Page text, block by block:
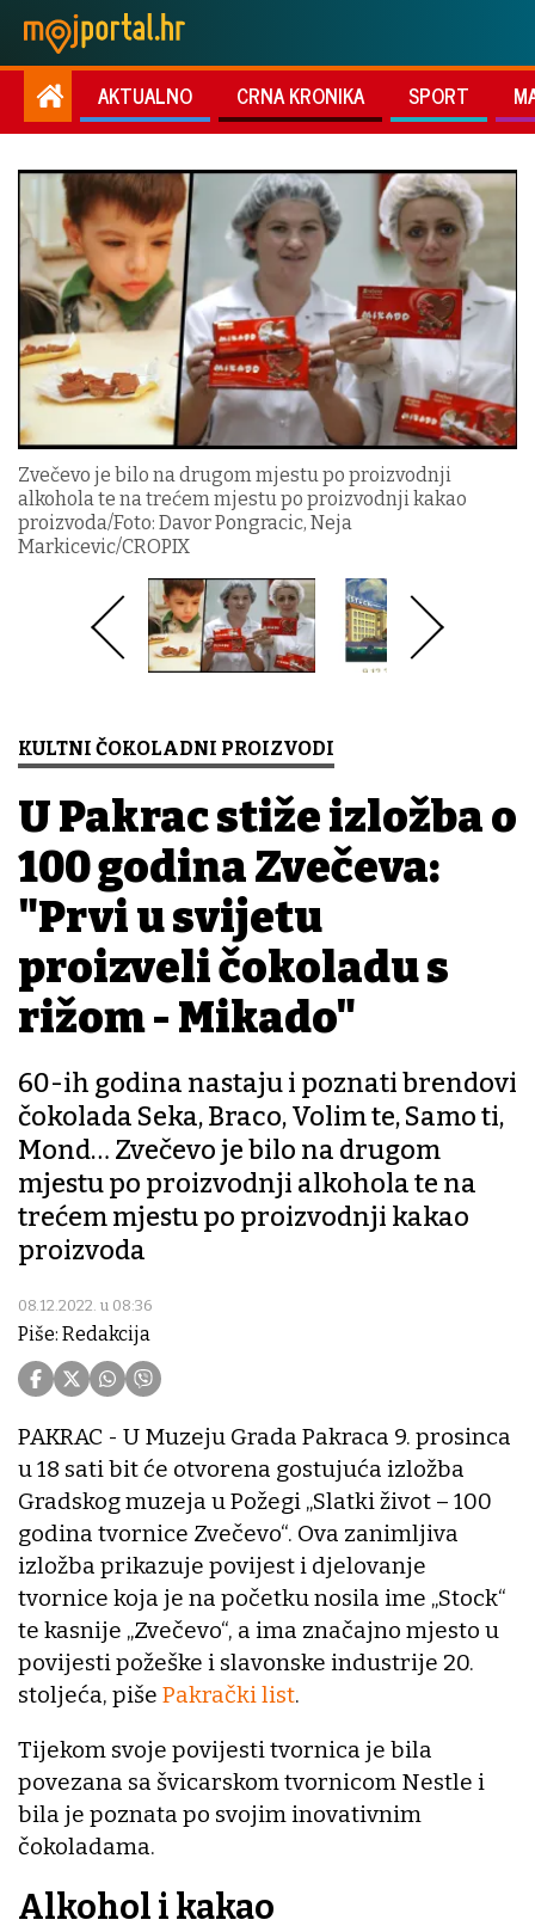
AKTUALNO CRNA KRONIKA SPORT
Zvečevo je bilo na drugom mjestu po proizvodnji
alkohola te na trećem mjestu po proizvodnji kakao
proizvoda/Foto: Davor Pongracic, Neja
Markicevic/CROPIX
KULTNI ČOKOLADNI PROIZVODI
U Pakrac stiže izložba o
100 godina Zvečeva:
"Prvi u svijetu
proizveli čokoladu s
rižom - Mikado"
60-ih godina nastaju i poznati brendovi
čokolada Seka, Braco, Volim te, Samo ti,
Mond… Zvečevo je bilo na drugom
mjestu po proizvodnji alkohola te na
trećem mjestu po proizvodnji kakao
proizvoda
08.12.2022. u 08:36
Piše: Redakcija
PAKRAC - U Muzeju Grada Pakraca 9. prosinca
u 18 sati bit će otvorena gostujuća izložba
Gradskog muzeja u Požegi „Slatki život – 100
godina tvornice Zvečevo“. Ova zanimljiva
izložba prikazuje povijest i djelovanje
tvornice koja je na početku nosila ime „Stock“
te kasnije „Zvečevo“, a ima značajno mjesto u
povijesti požeške i slavonske industrije 20.
stoljeća, piše Pakrački list.
Tijekom svoje povijesti tvornica je bila
povezana sa švicarskom tvornicom Nestle i
bila je poznata po svojim inovativnim
čokoladama.
Alkohol i kakao